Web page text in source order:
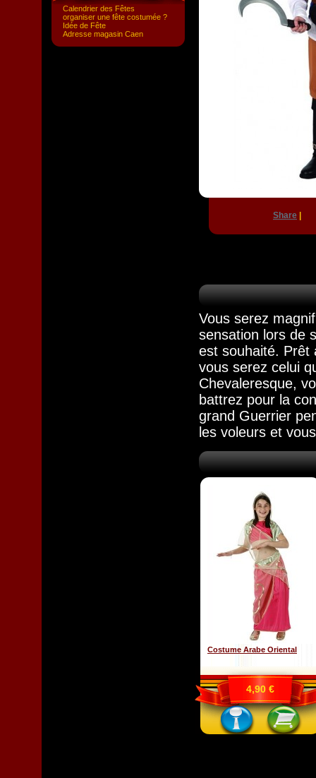
Calendrier des Fêtes
organiser une fête costumée ?
Idée de Fête
Adresse magasin Caen
Share
Vous serez
sensation lors de
est souhaité. Prêt
vous serez celui
Chevaleresque,
battrez pour la
grand Guerrier
les voleurs et
Costume Arabe Oriental
4,90 €